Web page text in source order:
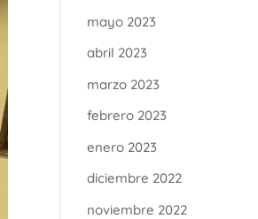
mayo 2023
abril 2023
marzo 2023
febrero 2023
enero 2023
diciembre 2022
noviembre 2022